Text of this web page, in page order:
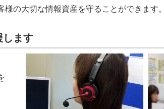
の大切な情報資産を守ることができます。
します